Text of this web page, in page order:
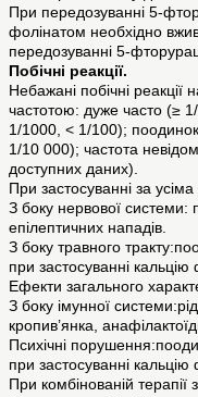
При передозуванні 5-
фолінатом необхідно
передозуванні 5-
Побічні реакції.
Небажані побічні
частотою: дуже часто (≥
1/1000, < 1/100);
1/10 000); частота
доступних даних).
При застосуванні за
З боку нервової системи:
епілептичних нападів.
З боку травного
при застосуванні
Ефекти загального
З боку імунної
кропив’янка,
Психічні
при застосуванні
При комбінованій